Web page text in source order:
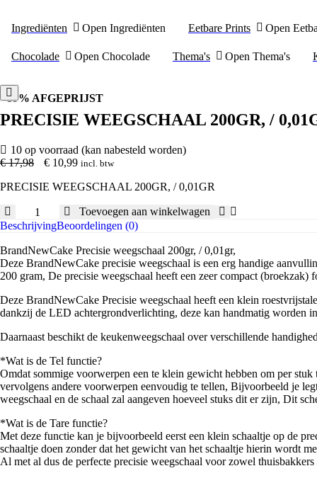
Ingrediënten Open Ingrediënten Eetbare Prints Open
Chocolade Open Chocolade Thema's Open Thema's
39% AFGEPRIJST
PRECISIE WEEGSCHAAL 200GR, /
10 op voorraad (kan nabesteld worden)
€17,98
Oorspronkelijke
was:
€ 10,99Huidige
is:
incl. btw
PRECISIE WEEGSCHAAL 200GR, / 0,01GR
PRECISIE
WEEGSCHAAL
200GR,
/
0,01GR
aantal
Toevoegen aan winkelwagen
BeschrijvingBeoordelingen (0)
BrandNewCake Precisie weegschaal 200gr, / 0,01gr,
Deze BrandNewCake precisie weegschaal is een erg handige
200 gram, De precisie weegschaal heeft een zeer compact
Deze BrandNewCake Precisie weegschaal heeft een klein
dankzij de LED achtergrondverlichting, deze kan handmatig worden
Daarnaast beschikt de keukenweegschaal over verschillende
*Wat is de Tel functie?
Omdat sommige voorwerpen een te klein gewicht hebben om per
vervolgens andere voorwerpen eenvoudig te tellen, Bijvoorbeeld je
weegschaal en de schaal zal aangeven hoeveel stuks dit er zijn, Dit
*Wat is de Tare functie?
Met deze functie kan je bijvoorbeeld eerst een klein schaaltje op de
schaaltje doen zonder dat het gewicht van het schaaltje hierin wordt
Al met al dus de perfecte precisie weegschaal voor zowel